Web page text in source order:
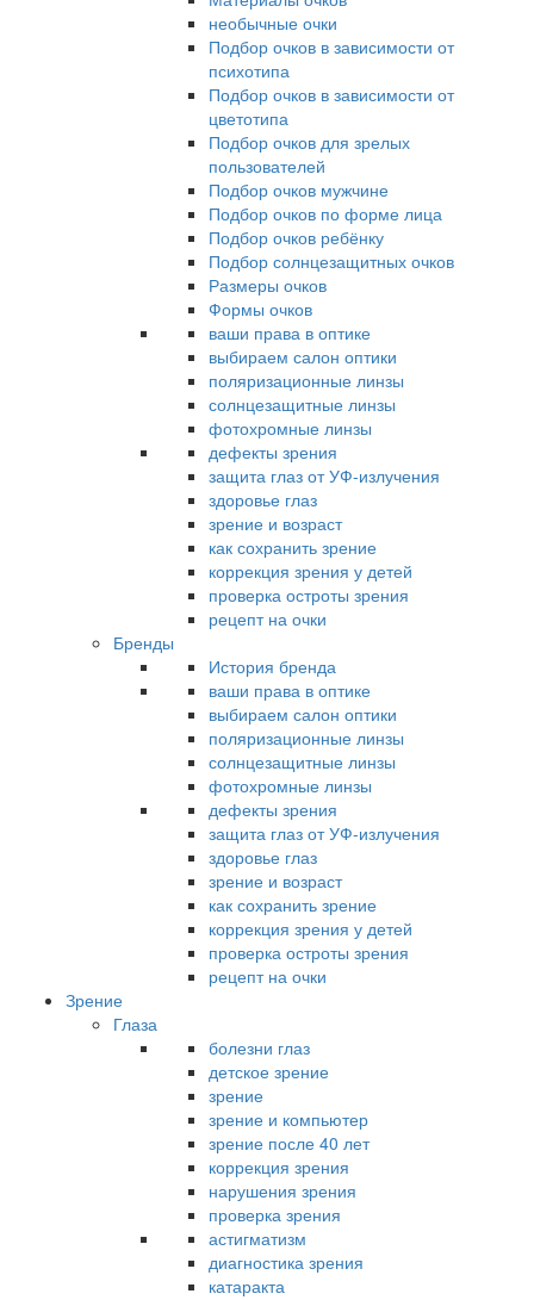
необычные очки
Подбор очков в зависимости от
психотипа
Подбор очков в зависимости от
цветотипа
Подбор очков для зрелых
пользователей
Подбор очков мужчине
Подбор очков по форме лица
Подбор очков ребёнку
Подбор солнцезащитных очков
Размеры очков
Формы очков
ваши права в оптике
выбираем салон оптики
поляризационные линзы
солнцезащитные линзы
фотохромные линзы
дефекты зрения
защита глаз от УФ-излучения
здоровье глаз
зрение и возраст
как сохранить зрение
коррекция зрения у детей
проверка остроты зрения
рецепт на очки
Бренды
История бренда
ваши права в оптике
выбираем салон оптики
поляризационные линзы
солнцезащитные линзы
фотохромные линзы
дефекты зрения
защита глаз от УФ-излучения
здоровье глаз
зрение и возраст
как сохранить зрение
коррекция зрения у детей
проверка остроты зрения
рецепт на очки
Зрение
Глаза
болезни глаз
детское зрение
зрение
зрение и компьютер
зрение после 40 лет
коррекция зрения
нарушения зрения
проверка зрения
астигматизм
диагностика зрения
катаракта